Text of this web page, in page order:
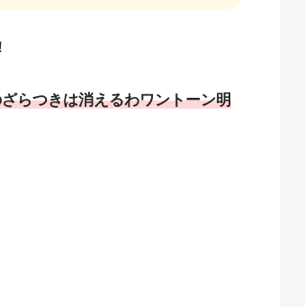
らつきは消えるわワントーン明